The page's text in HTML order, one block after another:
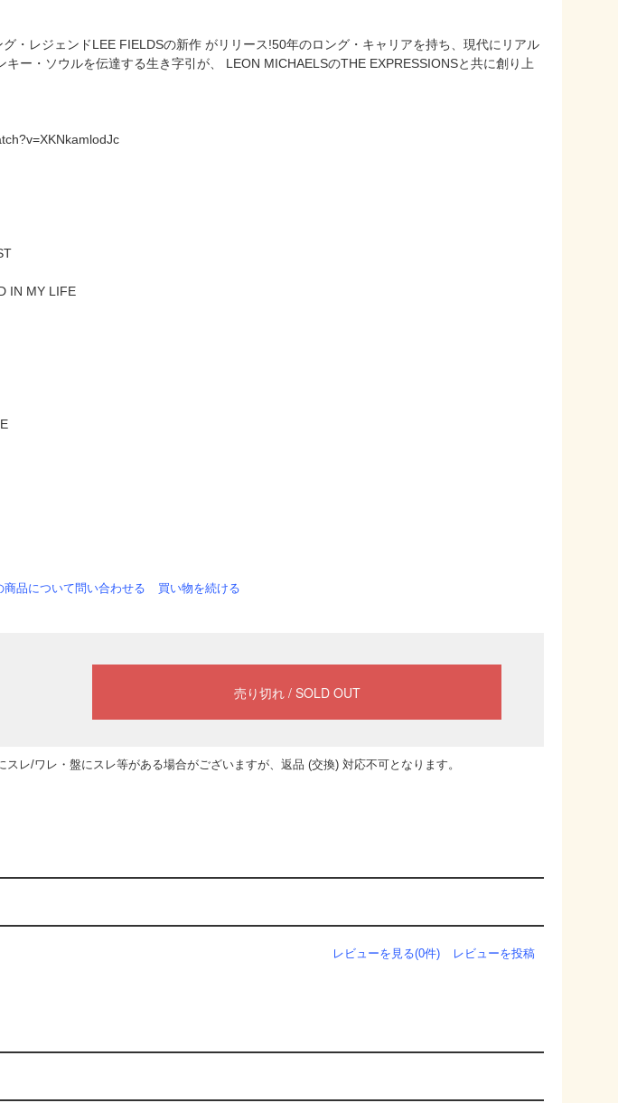
・レジェンドLEE FIELDSの新作 がリリース!50年のロング・キャリアを持ち、現代にリアル
キー・ソウルを伝達する生き字引が、 LEON MICHAELSのTHE EXPRESSIONSと共に創り上
IN MY LIFE
商品について問い合わせる 買い物を続ける
スレ/ワレ・盤にスレ等がある場合がございますが、返品 (交換) 対応不可となります。
レビューを見る(0件) レビューを投稿